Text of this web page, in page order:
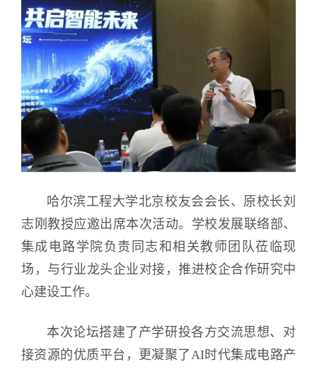
哈尔滨工程大学北京校友会会长、原校长刘
志刚教授应邀出席本次活动。学校发展联络部、
集成电路学院负责同志和相关教师团队莅临现
场，与行业龙头企业对接，推进校企合作研究中
心建设工作。
本次论坛搭建了产学研投各方交流思想、对
接资源的优质平台，更凝聚了AI时代集成电路产